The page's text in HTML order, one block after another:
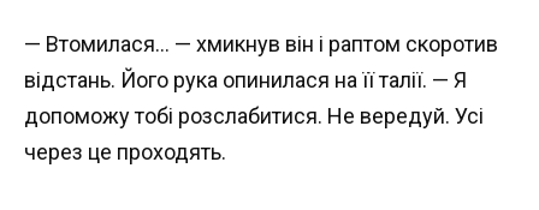
— Втомилася… — хмикнув він і раптом скоротив
відстань. Його рука опинилася на її талії. — Я
допоможу тобі розслабитися. Не вередуй. Усі
через це проходять.